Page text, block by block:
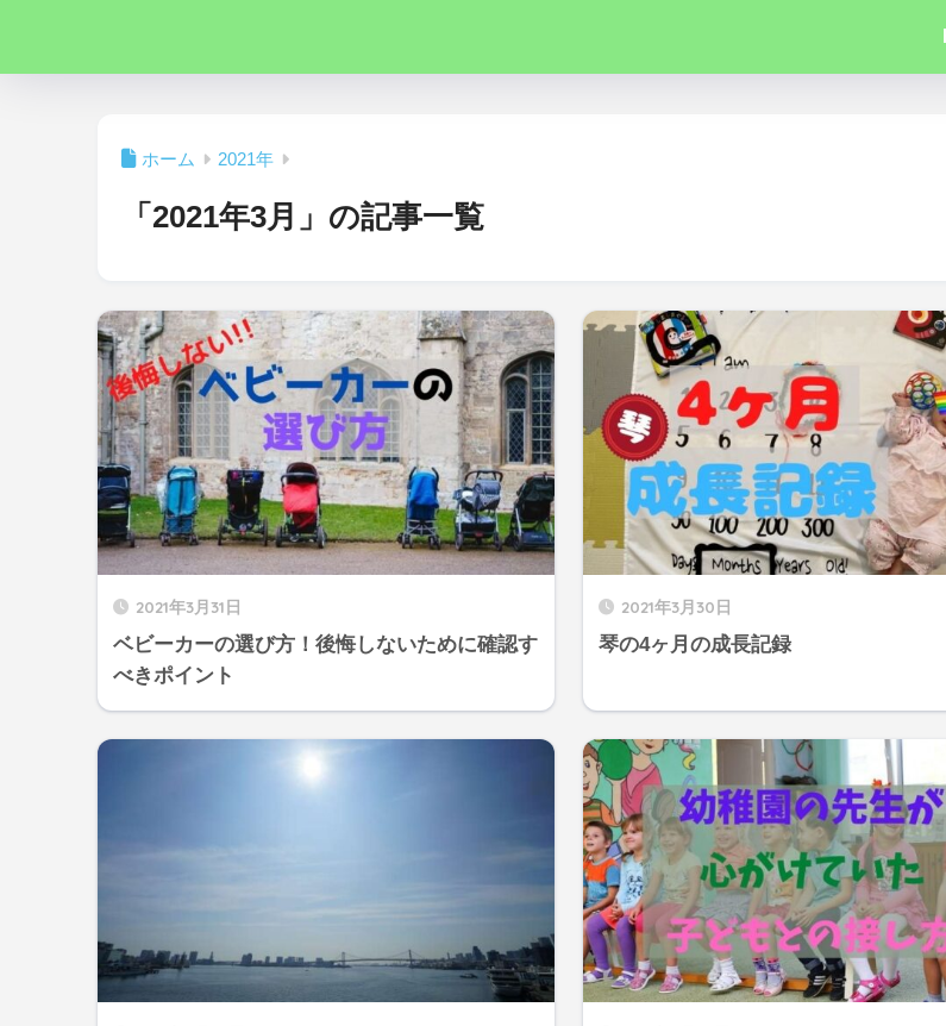
ホーム 2021年
「2021年3月」の記事一覧
2021年3月31日
ベビーカーの選び方！後悔しないために確認す
べきポイント
2021年3月30日
琴の4ヶ月の成長記録